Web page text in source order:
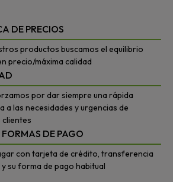
DE PRECIOS
productos buscamos el equilibrio
precio/máxima calidad
por dar siempre una rápida
a las necesidades y urgencias de
DE PAGO
con tarjeta de crédito, transferencia
su forma de pago habitual